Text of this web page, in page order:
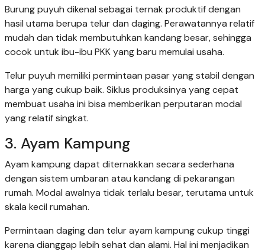
Burung puyuh dikenal sebagai ternak produktif dengan
hasil utama berupa telur dan daging. Perawatannya relatif
mudah dan tidak membutuhkan kandang besar, sehingga
cocok untuk ibu-ibu PKK yang baru memulai usaha.
Telur puyuh memiliki permintaan pasar yang stabil dengan
harga yang cukup baik. Siklus produksinya yang cepat
membuat usaha ini bisa memberikan perputaran modal
yang relatif singkat.
3. Ayam Kampung
Ayam kampung dapat diternakkan secara sederhana
dengan sistem umbaran atau kandang di pekarangan
rumah. Modal awalnya tidak terlalu besar, terutama untuk
skala kecil rumahan.
Permintaan daging dan telur ayam kampung cukup tinggi
karena dianggap lebih sehat dan alami. Hal ini menjadikan